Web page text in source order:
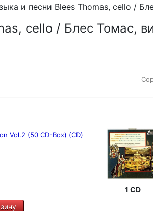
и песни Blees Thomas, cello /
cello / Блес Томас,
Vol.2 (50 CD-Box) (CD)
1 CD